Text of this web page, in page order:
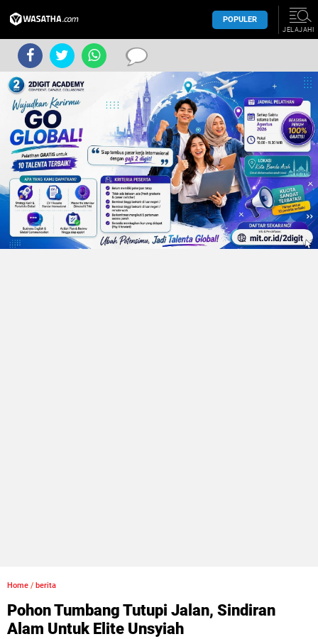
POPULER
JELAJAHI
Home / berita
Pohon Tumbang Tutupi Jalan, Sindiran
Alam Untuk Elite Unsyiah